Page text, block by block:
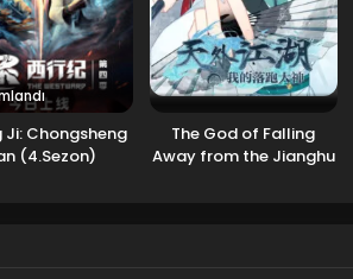
Ji: Chongsheng
(4.Sezon)
The God of Falling
Away from the Jianghu